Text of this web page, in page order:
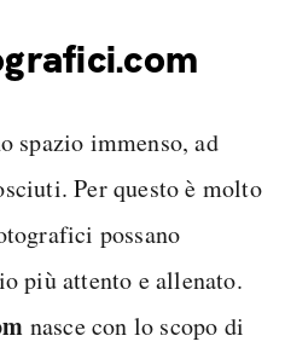
spazio immenso, ad
Per questo è molto
possano
più attento e allenato.
nasce con lo scopo di